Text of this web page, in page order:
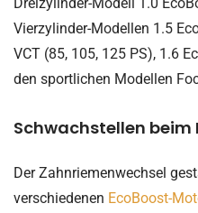
Vierzylinder-Modellen 1.5
VCT (85, 105, 125 PS), 1.6
den sportlichen Modellen
Schwachstellen beim
Der Zahnriemenwechsel
verschiedenen EcoBoost-